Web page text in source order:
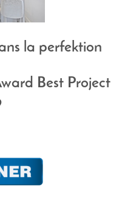
la perfektion
Best Project